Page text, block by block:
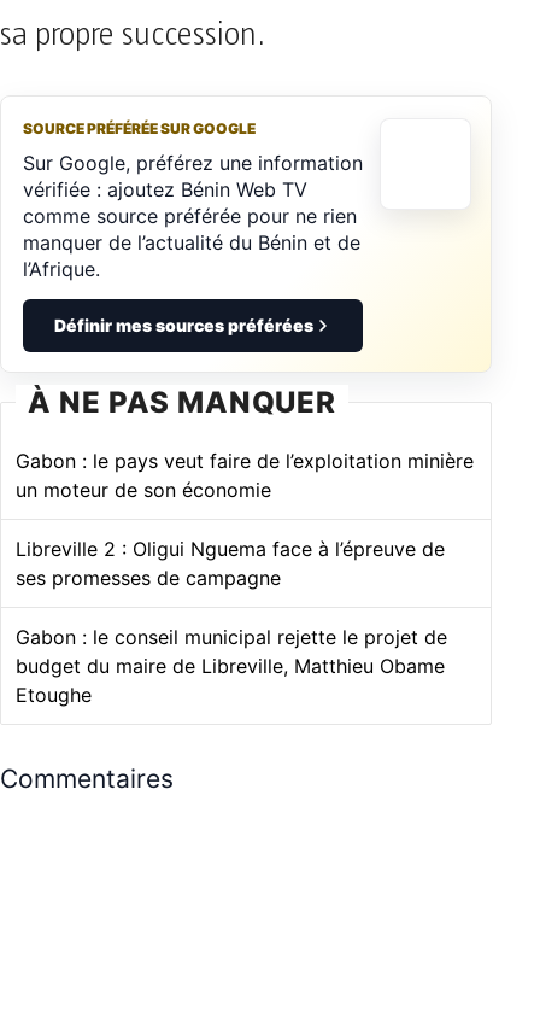
sa propre succession.
SOURCE PRÉFÉRÉE SUR GOOGLE
Sur Google, préférez une information
vérifiée : ajoutez Bénin Web TV
comme source préférée pour ne rien
manquer de l’actualité du Bénin et de
l’Afrique.
Définir mes sources préférées
À NE PAS MANQUER
Gabon : le pays veut faire de l’exploitation minière
un moteur de son économie
Libreville 2 : Oligui Nguema face à l’épreuve de
ses promesses de campagne
Gabon : le conseil municipal rejette le projet de
budget du maire de Libreville, Matthieu Obame
Etoughe
Commentaires